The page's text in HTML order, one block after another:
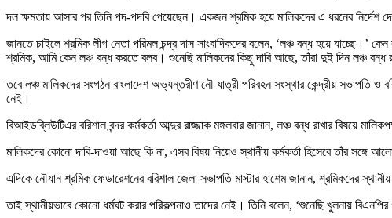
দল ক্ষমতায় আসার পর তিনি পদ-পদবি পেয়েছেন। একজন শ্রমিক হয়ে মালিকদের এ ধরনের নির্দেশ
জানতে চাইলে শ্রমিক লীগ নেতা পরিমল চন্দ্র দাস সাংবাদিকদের বলেন, ‘লঞ্চ বন্ধ হয়ে যাচ্ছে।’
শ্রমিক, আমি কেন লঞ্চ বন্ধ করতে বলব। শুনেছি মালিকদের কিছু দাবি আছে, তাঁরা দুই দিন লঞ্চ বন্ধ
তবে লঞ্চ মালিকদের সংগঠন বাংলাদেশ অভ্যন্তরীণ নৌ যাত্রী পরিবহন সংস্থার কেন্দ্রীয় সভাপতি ও
নেই।
বিআইডব্লিউটিএর বরিশাল বন্দর কর্মকর্তা আব্দুর রাজ্জাক মঙ্গলবার জানান, লঞ্চ বন্ধ রাখার বিষয়ে
মালিকদের কোনো দাবি-দাওয়া আছে কি না, এসব বিষয় নিয়েও স্থানীয় কর্মকর্তা হিসেবে তাঁর সঙ্গে
এদিকে নৌযান শ্রমিক ফেডারেশনের বরিশাল জেলা সভাপতি মাস্টার হাশেম জানান, শ্রমিকদের
তাই স্থানীয়ভাবে কোনো ধর্মঘট করার পরিকল্পনাও তাদের নেই। তিনি বলেন, ‘শুনেছি খুলনায়